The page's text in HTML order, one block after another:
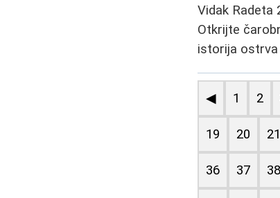
Vidak Radeta
Otkrijte
istorija ostrva
◀ 1 2
19 20 21
36 37 38